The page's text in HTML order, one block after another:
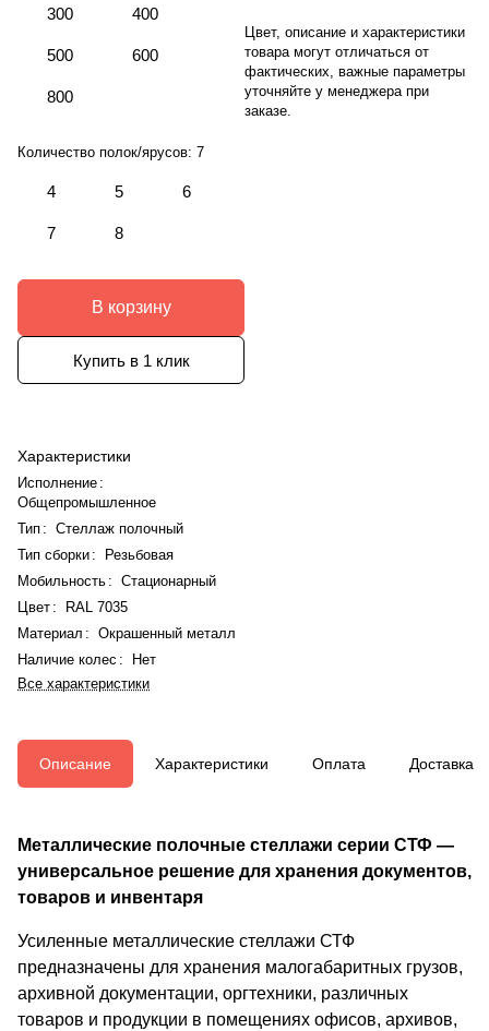
300 400
500 600
800
Количество полок/ярусов: 7
4 5 6
7 8
В корзину
Купить в 1 клик
Характеристики
Исполнение :
Общепромышленное
Тип : Стеллаж полочный
Тип сборки:
Резьбовая
Мобильность : Стационарный
Цвет :
RAL 7035
Материал : Окрашенный металл
Наличие колес :
Нет
Все характеристики
Цвет, описание и характеристики
товара могут отличаться от
фактических, важные параметры
уточняйте у менеджера при
заказе.
Описание Характеристики Оплата Доставка
Металлические полочные стеллажи серии СТФ —
универсальное решение для хранения документов,
товаров и инвентаря
Усиленные металлические стеллажи СТФ
предназначены для хранения малогабаритных грузов,
архивной документации, оргтехники, различных
товаров и продукции в помещениях офисов, архивов,